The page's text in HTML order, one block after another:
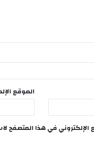
الموقع
في هذا المتصفح